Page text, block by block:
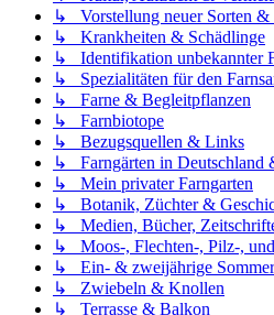
↳ Vorstellung neuer Sorten &
↳ Krankheiten & Schädlinge
↳ Identifikation unbekannter
↳ Spezialitäten für den
↳ Farne & Begleitpflanzen
↳ Farnbiotope
↳ Bezugsquellen & Links
↳ Farngärten in Deutschland
↳ Mein privater Farngarten
↳ Botanik, Züchter &
↳ Medien, Bücher,
↳ Moos-, Flechten-, Pilz-,
↳ Ein- & zweijährige
↳ Zwiebeln & Knollen
↳ Terrasse & Balkon